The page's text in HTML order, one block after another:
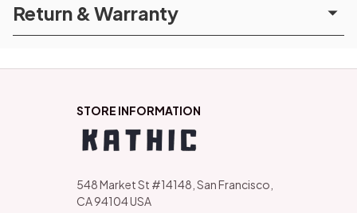
Return & Warranty
STORE INFORMATION
548 Market St #14148, San Francisco,
CA 94104 USA